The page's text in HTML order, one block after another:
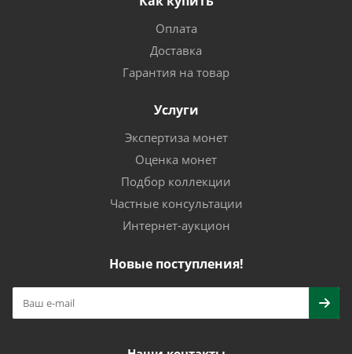
Оплата
Доставка
Гарантия на товар
Услуги
Экспертиза монет
Оценка монет
Подбор коллекции
Частные консультации
Интернет-аукцион
Новые поступления!